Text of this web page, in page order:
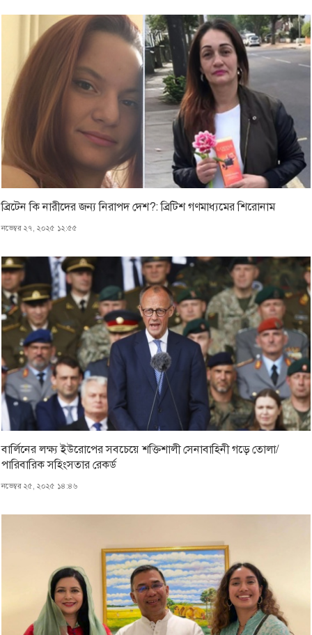
ব্রিটেন কি নারীদের জন্য নিরাপদ দেশ?: ব্রিটিশ গণমাধ্যমের শিরোনাম
নভেম্বর ২৭, ২০২৫ ১২:৫৫
বার্লিনের লক্ষ্য ইউরোপের সবচেয়ে শক্তিশালী সেনাবাহিনী গড়ে তোলা/
পারিবারিক সহিংসতার রেকর্ড
নভেম্বর ২৫, ২০২৫ ১৪:৪৬